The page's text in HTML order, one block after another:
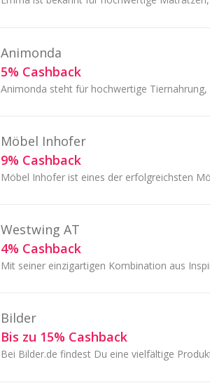
Animonda
5% Cashback
Möbel Inhofer
9% Cashback
Westwing AT
4% Cashback
Bilder
Bis zu 15% Cashback
Bei Bilder.de findest Du eine vielfältige